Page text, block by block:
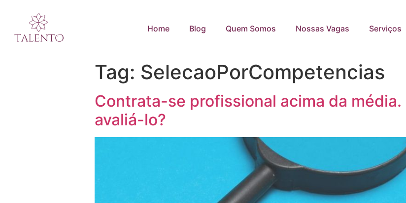
Home Blog Quem Somos Nossas Vagas Serviços
Tag: SelecaoPorCompetencias
Contrata-se profissional acima da média.
avaliá-lo?